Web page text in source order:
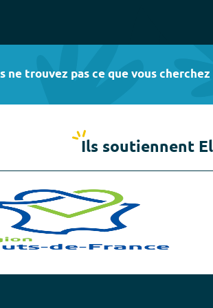
ne trouvez pas ce que vous cherchez
Ils soutiennent